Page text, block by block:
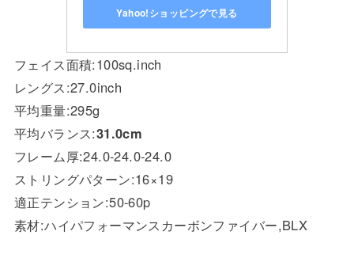
Yahoo!ショッピングで見る
フェイス面積:100sq.inch
レングス:27.0inch
平均重量:295g
平均バランス:31.0cm
フレーム厚:24.0-24.0-24.0
ストリングパターン:16×19
適正テンション:50-60p
素材:ハイパフォーマンスカーボンファイバー,BLX